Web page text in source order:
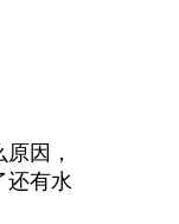
因，
还有水